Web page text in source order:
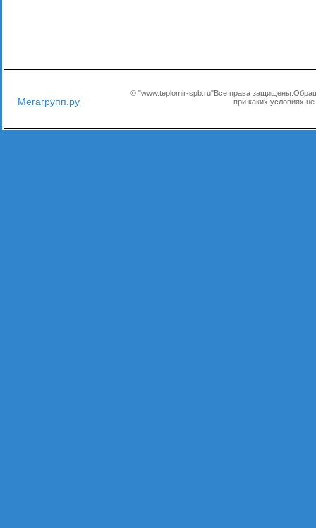
Мегагрупп.ру
© "www.teplomir-spb.ru"Все права
при каких условиях